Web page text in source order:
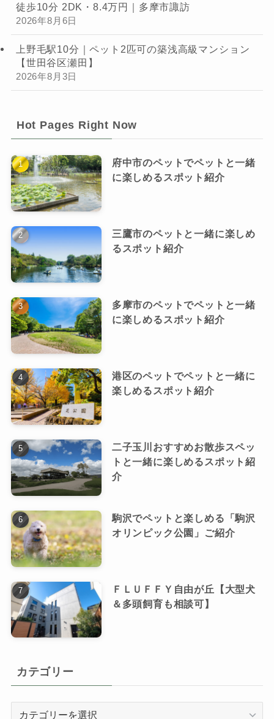
徒歩10分 2DK・8.4万円｜多摩市諏訪
2026年8月6日
上野毛駅10分｜ペット2匹可の築浅高級マンション
【世田谷区瀬田】
2026年8月3日
Hot Pages Right Now
府中市のペットでペットと一緒
に楽しめるスポット紹介
三鷹市のペットと一緒に楽しめ
るスポット紹介
多摩市のペットでペットと一緒
に楽しめるスポット紹介
港区のペットでペットと一緒に
楽しめるスポット紹介
二子玉川おすすめお散歩スペッ
トと一緒に楽しめるスポット紹
介
駒沢でペットと楽しめる「駒沢
オリンピック公園」ご紹介
ＦＬＵＦＦＹ自由が丘【大型犬
＆多頭飼育も相談可】
カテゴリー